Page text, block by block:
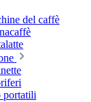
del caffè
portatili